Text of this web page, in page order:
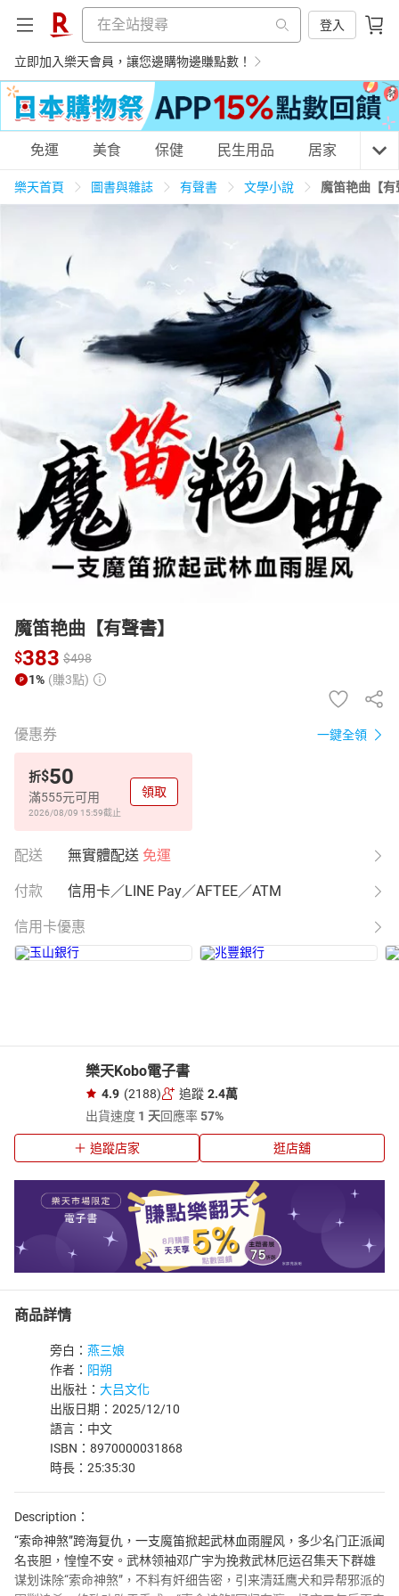
登入
立即加入樂天會員，讓您邊購物邊賺點數！
購物網分類
美食蛋糕
3C家電 運動休閒 親子玩具
男裝 化妝保養 情趣用品
日本購物 電子/紙本書
HOT
免運 美食 保健 民生用品 居家 3C
樂天首頁 圖書與雜誌 有聲書 文學小說 魔笛艳曲【有
魔笛艳曲【有聲書】
$383 $498
1% (賺3點)
優惠券 一鍵全領
折$50
滿555元可用
2026/08/09 15:59截止
領取
配送 無實體配送 免運
付款 信用卡／LINE Pay／AFTEE／ATM
信用卡優惠
樂天Kobo電子書
4.9 (2188) 追蹤 2.4萬
出貨速度 1 天回應率57%
追蹤店家 逛店舖
商品詳情
旁白： 燕三娘
作者： 阳朔
出版社： 大吕文化
出版日期：2025/12/10
語言：中文
ISBN：8970000031868
時長：25:35:30
Description：
“索命神煞”跨海复仇，一支魔笛掀起武林血雨腥风，多少名门正派闻
名丧胆，惶惶不安。武林领袖邓广宇为挽救武林厄运召集天下群雄
谋划诛除“索命神煞”，不料有奸细告密，引来清廷鹰犬和异帮邪派的